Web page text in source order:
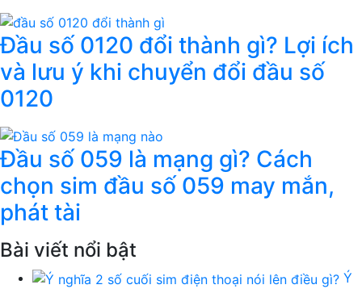
Đầu số 0120 đổi thành gì? Lợi ích
và lưu ý khi chuyển đổi đầu số
0120
Đầu số 059 là mạng gì? Cách
chọn sim đầu số 059 may mắn,
phát tài
Bài viết nổi bật
Ý